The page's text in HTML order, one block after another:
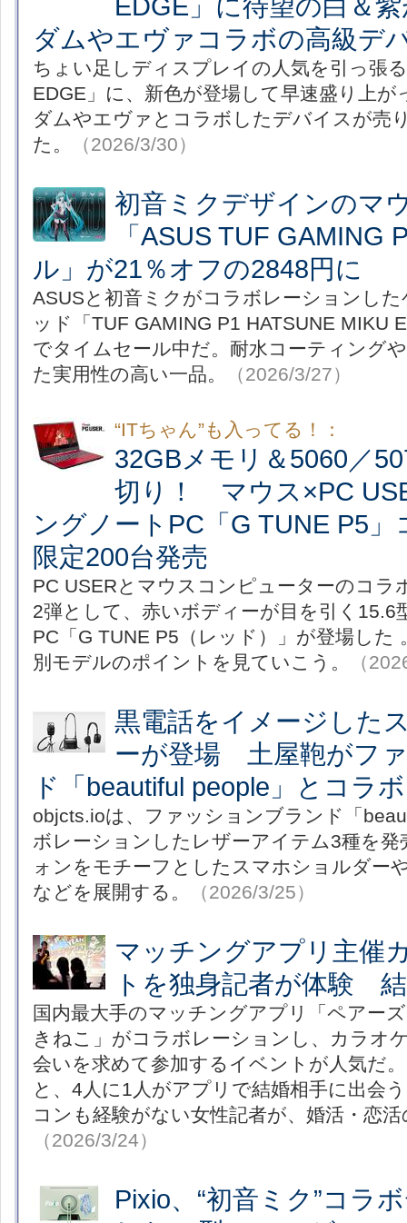
ダムやエヴァコラボの高級デ
ちょい足しディスプレイの人気を引っ張
EDGE」に、新色が登場して早速盛り上
ダムやエヴァとコラボしたデバイスが売
た。
（2026/3/30）
初音ミクデザインのマ
「ASUS TUF GAMING
ル」が21％オフの2848円に
ASUSと初音ミクがコラボレーションし
ッド「TUF GAMING P1 HATSUNE MIKU
でタイムセール中だ。耐水コーティング
た実用性の高い一品。
（2026/3/27）
“ITちゃん”も入ってる！：
32GBメモリ＆5060／
切り！ マウス×PC
ングノートPC「G TUNE P5
限定200台発売
PC USERとマウスコンピューターのコラ
2弾として、赤いボディーが目を引く15.6
PC「G TUNE P5（レッド）」が登場した
別モデルのポイントを見ていこう。
（
黒電話をイメージした
ーが登場 土屋鞄がフ
ド「beautiful people」とコラボ
objcts.ioは、ファッションブランド「
ボレーションしたレザーアイテム3種を発
ォンをモチーフとしたスマホショルダー
などを展開する。
（2026/3/25）
マッチングアプリ主催
トを独身記者が体験
国内最大手のマッチングアプリ「ペアー
きねこ」がコラボレーションし、カラオ
会いを求めて参加するイベントが人気だ
と、4人に1人がアプリで結婚相手に出会
コンも経験がない女性記者が、婚活・恋
（2026/3/24）
Pixio、“初音ミク”コラ